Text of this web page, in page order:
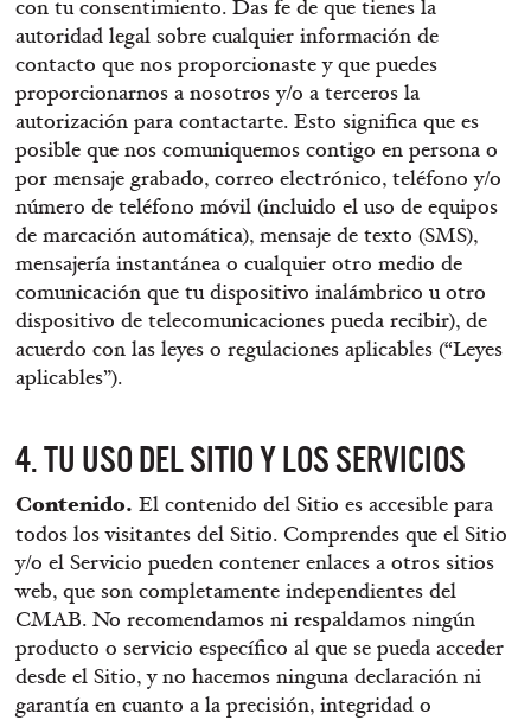
con tu consentimiento. Das fe de que tienes la
autoridad legal sobre cualquier información de
contacto que nos proporcionaste y que puedes
proporcionarnos a nosotros y/o a terceros la
autorización para contactarte. Esto significa que es
posible que nos comuniquemos contigo en persona o
por mensaje grabado, correo electrónico, teléfono y/o
número de teléfono móvil (incluido el uso de equipos
de marcación automática), mensaje de texto (SMS),
mensajería instantánea o cualquier otro medio de
comunicación que tu dispositivo inalámbrico u otro
dispositivo de telecomunicaciones pueda recibir), de
acuerdo con las leyes o regulaciones aplicables (“Leyes
aplicables”).
4. TU USO DEL SITIO Y LOS SERVICIOS
Contenido. El contenido del Sitio es accesible para
todos los visitantes del Sitio. Comprendes que el Sitio
y/o el Servicio pueden contener enlaces a otros sitios
web, que son completamente independientes del
CMAB. No recomendamos ni respaldamos ningún
producto o servicio específico al que se pueda acceder
desde el Sitio, y no hacemos ninguna declaración ni
garantía en cuanto a la precisión, integridad o